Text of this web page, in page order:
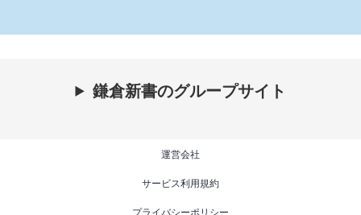
鎌倉新書のグループサイト
運営会社
サービス利用規約
プライバシーポリシー